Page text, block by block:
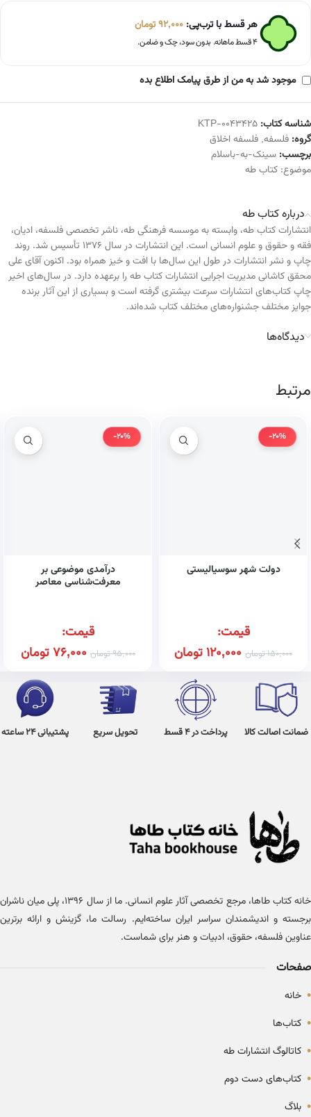
هر قسط با ترب‌پی: 92,000تومان
۴ قسط ماهانه. بدون سود، چک و ضامن.
موجود شد به من از طرق پیامک اطلاع بده
شناسه کتاب: KTP-0043425
گروه: فلسفه, فلسفه اخلاق
برچسب: سینک-به-باسلام
موضوع: کتاب طه
درباره کتاب طه
انتشارات کتاب طه، وابسته به موسسه فرهنگی طه، ناشر تخصصی فلسفه، ادیان،
فقه و حقوق و علوم انسانی است. این انتشارات در سال ۱۳۷۶ تأسیس شد. روند
چاپ و نشر انتشارات در طول این سال‌ها با افت و خیز همراه بود. اکنون آقای علی
محقق کاشانی مدیریت اجرایی انتشارات کتاب طه را برعهده دارد. در سال‌های اخیر
چاپ کتاب‌های انتشارات سرعت بیشتری گرفته است و بسیاری از این آثار برنده
جوایز مختلف جشنواره‌های مختلف کتاب شده‌اند.
دیدگاه‌ها
مرتبط
-20%
دولت شهر سوسیالیستی
قیمت:
150,000تومان 120,000تومان
-20%
درآمدی موضوعی بر
معرفت‌شناسی معاصر
قیمت:
95,000تومان 76,000تومان
ضمانت اصالت کالا پرداخت در 4 قسط تحویل سریع پشتیبانی 24 ساعته
خانه کتاب طاها، مرجع تخصصی آثار علوم انسانی. ما از سال ۱۳۹۶، پلی میان ناشران
برجسته و اندیشمندان سراسر ایران ساخته‌ایم. رسالت ما، گزینش و ارائه برترین
عناوین فلسفه، حقوق، ادبیات و هنر برای شماست.
صفحات
• خانه
• کتاب‌ها
• کاتالوگ انتشارات طه
• کتاب‌های دست دوم
• بلاگ